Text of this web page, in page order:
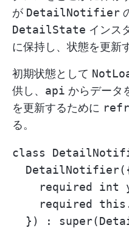
が DetailNotifier
DetailState インス
に保持し、状態を更新
初期状態として
供し、 api からデータ
を更新するために
る。
class
required int
required
}) :